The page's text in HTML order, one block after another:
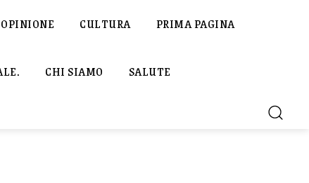
CULTURA PRIMA PAGINA
CHI SIAMO SALUTE